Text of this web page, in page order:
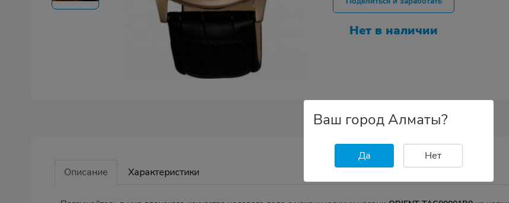
Нет в наличии
Описание Характеристики
Ваш город Алматы?
Да Нет